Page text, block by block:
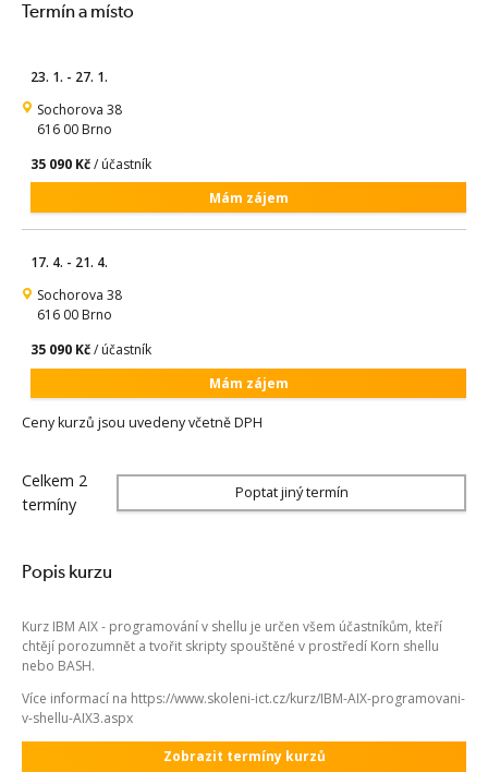
Termín a místo
23. 1. - 27. 1.
Sochorova 38
616 00 Brno
35 090 Kč/ účastník
Mám zájem
17. 4. - 21. 4.
Sochorova 38
616 00 Brno
35 090 Kč/ účastník
Mám zájem
Ceny kurzů jsou uvedeny včetně DPH
Celkem 2
termíny
Poptat jiný termín
Popis kurzu
Kurz IBM AIX - programování v shellu je určen všem účastníkům, kteří
chtějí porozumnět a tvořit skripty spouštěné v prostředí Korn shellu
nebo BASH.
Více informací na https://www.skoleni-ict.cz/kurz/IBM-AIX-programovani-
v-shellu-AIX3.aspx
Zobrazit termíny kurzů